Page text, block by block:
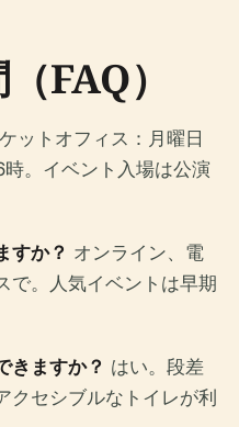
FAQ）
ットオフィス：月曜日
。イベント入場は公演
すか？ オンライン、電
で。人気イベントは早期
きますか？ はい。段差
クセシブルなトイレが利